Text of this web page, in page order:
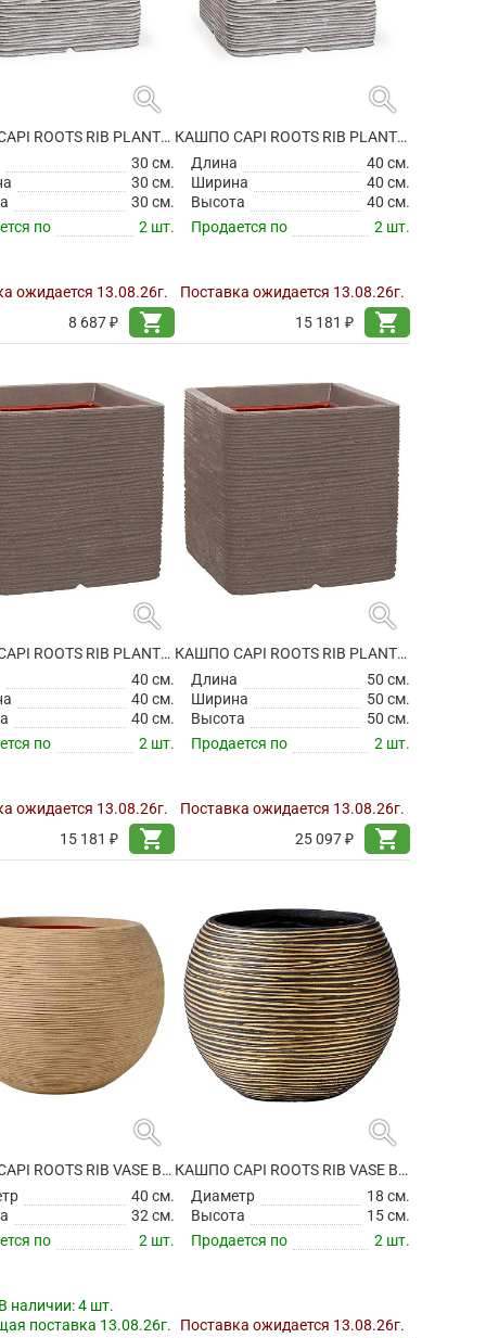
search
КАШПО CAPI ROOTS RIB PLANTER SQUARE IVORY
30 см.
30 см.
30 см.
по
2 шт.
ожидается 13.08.26г.
8 687 ₽
shopping_cart
search
КАШПО CAPI ROOTS RIB PLANTER SQUARE IVORY
Длина
40 см.
Ширина
40 см.
Высота
40 см.
Продается по
2 шт.
Поставка ожидается 13.08.26г.
15 181 ₽
shopping_cart
search
КАШПО CAPI ROOTS RIB PLANTER SQUARE WARM TAUPE
40 см.
40 см.
40 см.
по
2 шт.
ожидается 13.08.26г.
15 181 ₽
shopping_cart
search
КАШПО CAPI ROOTS RIB PLANTER SQUARE WARM TAUPE
Длина
50 см.
Ширина
50 см.
Высота
50 см.
Продается по
2 шт.
Поставка ожидается 13.08.26г.
25 097 ₽
shopping_cart
search
КАШПО CAPI ROOTS RIB VASE BALL BEIGE
40 см.
32 см.
по
2 шт.
наличии:4 шт.
поставка 13.08.26г.
search
КАШПО CAPI ROOTS RIB VASE BALL BLACK GOLD
Диаметр
18 см.
Высота
15 см.
Продается по
2 шт.
Поставка ожидается 13.08.26г.